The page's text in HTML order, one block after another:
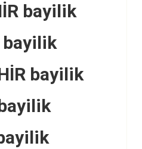
bayilik
bayilik
bayilik